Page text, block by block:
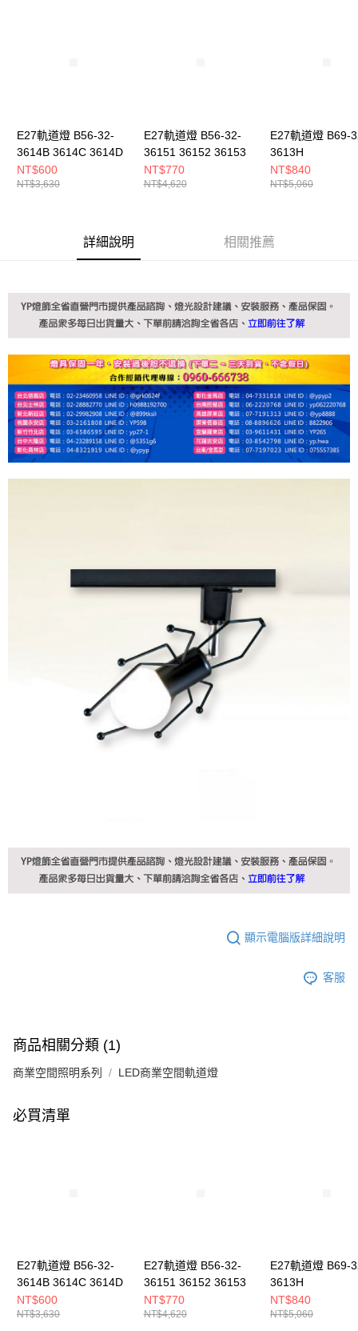
時審查核予不同之上限額度；若仍有額度不足之情形，本公司將視審查結果
５．嚴禁一人註冊多個帳號或使用他人資訊註冊。若發現惡意使用之情形，
恩沛科技股份有限公司將有權停止該用戶之使用額度並採取法律行動。
E27軌道燈 B56-32-
3614B 3614C 3614D
NT$600
NT$3,630
E27軌道燈 B56-32-
36151 36152 36153
NT$770
NT$4,620
E27軌道燈 B69-
3613H
NT$840
NT$5,060
詳細說明 相關推薦
顯示電腦版詳細說明
客服
商品相關分類 (1)
商業空間照明系列 LED商業空間軌道燈
必買清單
E27軌道燈 B56-32-
3614B 3614C 3614D
NT$600
NT$3,630
E27軌道燈 B56-32-
36151 36152 36153
NT$770
NT$4,620
E27軌道燈 B69-
3613H
NT$840
NT$5,060